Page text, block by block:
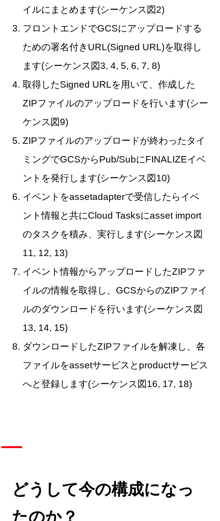
イルにまとめます(シーケンス図2)
フロントエンドでGCSにアップロードする
ための署名付きURL(Signed URL)を取得し
ます(シーケンス図3, 4, 5, 6, 7, 8)
取得したSigned URLを用いて、作成した
ZIPファイルのアップロードを行います(シー
ケンス図9)
ZIPファイルのアップロードが終わったタイ
ミングでGCSからPub/SubにFINALIZEイベ
ントを発行します(シーケンス図10)
イベントをassetadapterで受信したらイベ
ント情報と共にCloud Tasksにasset import
のタスクを積み、実行します(シーケンス図
11, 12, 13)
イベント情報からアップロードしたZIPファ
イルの情報を取得し、GCSからのZIPファイ
ルのダウンロードを行います(シーケンス図
13, 14, 15)
ダウンロードしたZIPファイルを解凍し、各
ファイルをassetサービスとproductサービス
へと登録します(シーケンス図16, 17, 18)
どうして今の構成になっ
たのか？